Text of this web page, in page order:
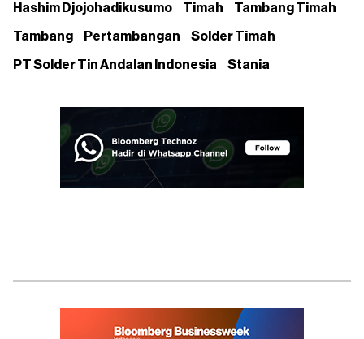
Hashim Djojohadikusumo Timah Tambang Timah
Tambang Pertambangan Solder Timah
PT Solder Tin Andalan Indonesia Stania